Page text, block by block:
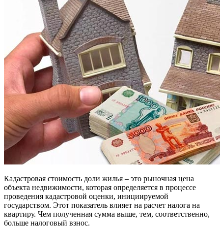
Кадастровая стоимость доли жилья – это рыночная цена
объекта недвижимости, которая определяется в процессе
проведения кадастровой оценки, инициируемой
государством. Этот показатель влияет на расчет налога на
квартиру. Чем полученная сумма выше, тем, соответственно,
больше налоговый взнос.